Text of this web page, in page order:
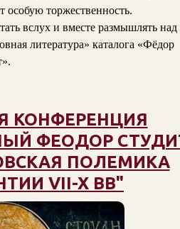
особую торжественность.
вслух и вместе размышлять над
литература» каталога «Фёдор
КОНФЕРЕНЦИЯ
ФЕОДОР
ПОЛЕМИКА
VII-X ВВ"